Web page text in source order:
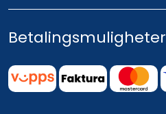
Betalingsmuligheter